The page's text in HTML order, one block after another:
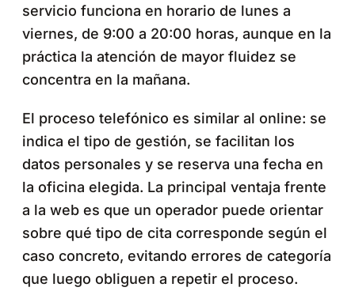
servicio funciona en horario de lunes a
viernes, de 9:00 a 20:00 horas, aunque en la
práctica la atención de mayor fluidez se
concentra en la mañana.
El proceso telefónico es similar al online: se
indica el tipo de gestión, se facilitan los
datos personales y se reserva una fecha en
la oficina elegida. La principal ventaja frente
a la web es que un operador puede orientar
sobre qué tipo de cita corresponde según el
caso concreto, evitando errores de categoría
que luego obliguen a repetir el proceso.